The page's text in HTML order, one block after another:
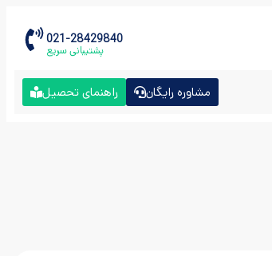
021-28429840
پشتیبانی سریع
مشاوره رایگان راهنمای تحصیل